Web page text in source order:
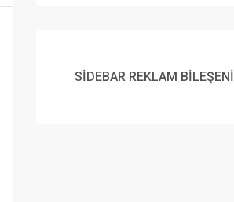
SİDEBAR REKLAM BİLEŞENİ